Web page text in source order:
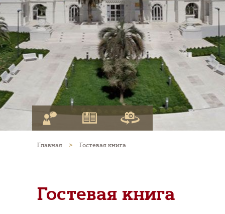
Главная > Гостевая книга
Гостевая книга